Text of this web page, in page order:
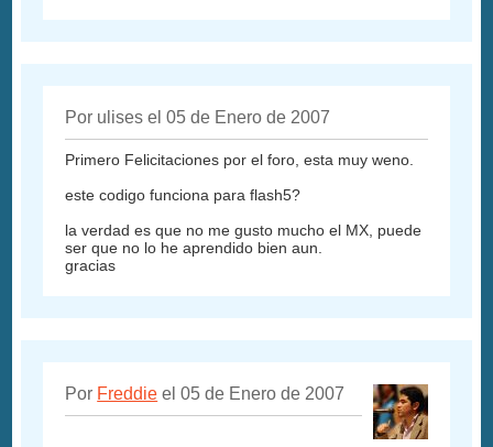
Por ulises el 05 de Enero de 2007
Primero Felicitaciones por el foro, esta muy weno.
este codigo funciona para flash5?
la verdad es que no me gusto mucho el MX, puede
ser que no lo he aprendido bien aun.
gracias
Por Freddie el 05 de Enero de 2007